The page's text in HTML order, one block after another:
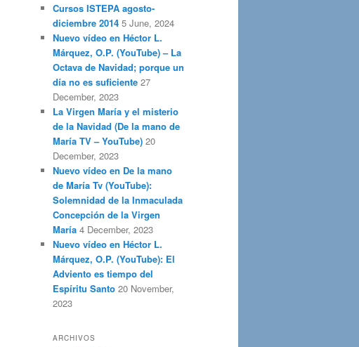
Cursos ISTEPA agosto-
diciembre 2014 5 June, 2024
Nuevo vídeo en Héctor L.
Márquez, O.P. (YouTube) – La
Octava de Navidad; porque un
día no es suficiente 27
December, 2023
La Virgen María y el misterio
de la Navidad (De la mano de
María TV – YouTube) 20
December, 2023
Nuevo vídeo en De la mano
de María Tv (YouTube):
Solemnidad de la Inmaculada
Concepción de la Virgen
María 4 December, 2023
Nuevo vídeo en Héctor L.
Márquez, O.P. (YouTube): El
Adviento es tiempo del
Espíritu Santo 20 November,
2023
ARCHIVOS